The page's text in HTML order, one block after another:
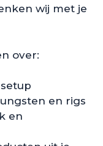
wij met je
over:
en rigs
en